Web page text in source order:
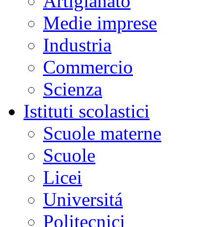
Medie imprese
Industria
Commercio
Scienza
Istituti scolastici
Scuole materne
Scuole
Licei
Universitá
Politecnici